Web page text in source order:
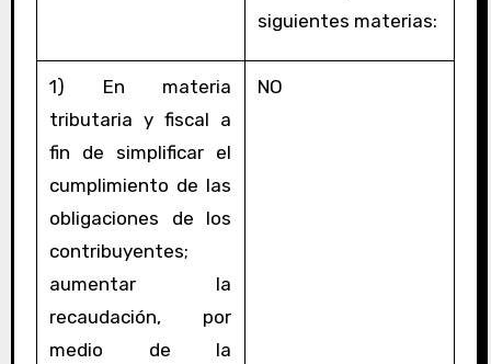
siguientes materias:
1) En materia
tributaria y fiscal a
fin de simplificar el
cumplimiento de las
obligaciones de los
contribuyentes;
aumentar la
recaudación, por
medio de la
NO